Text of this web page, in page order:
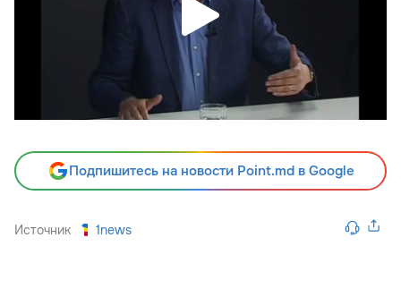
Подпишитесь на новости Point.md в Google
Источник 1news